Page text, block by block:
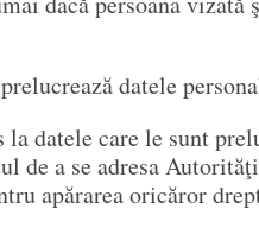
datele
datele care le sunt
a se adresa
apărarea oricăror